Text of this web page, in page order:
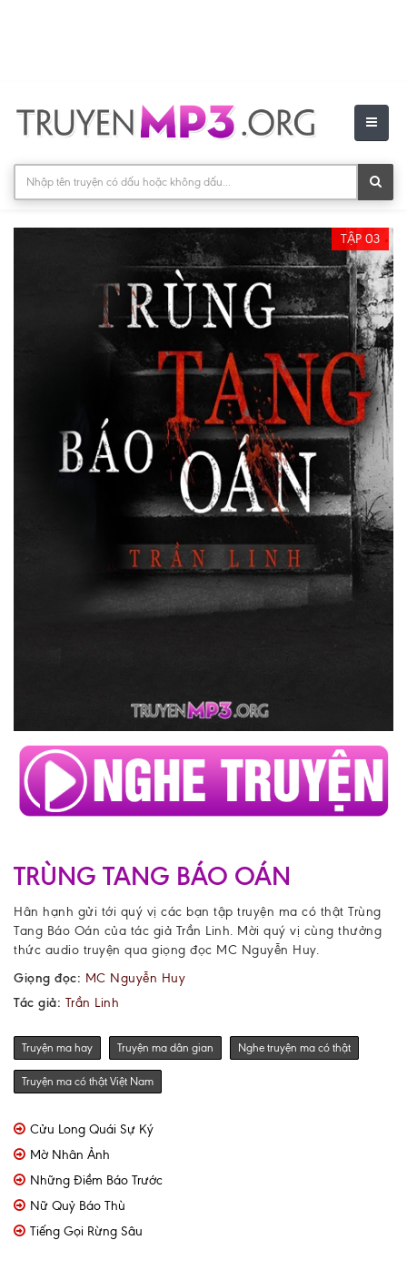
TẬP 03
TRÙNG TANG BÁO OÁN
Hân hạnh gửi tới quý vị các bạn tập truyện ma có thật Trùng
Tang Báo Oán của tác giả Trần Linh. Mời quý vị cùng thưởng
thức audio truyện qua giọng đọc MC Nguyễn Huy.
Giọng đọc: MC Nguyễn Huy
Tác giả: Trần Linh
Truyện ma hay Truyện ma dân gian Nghe truyện ma có thật
Truyện ma có thật Việt Nam
Cửu Long Quái Sự Ký
Mờ Nhân Ảnh
Những Điềm Báo Trước
Nữ Quỷ Báo Thù
Tiếng Gọi Rừng Sâu